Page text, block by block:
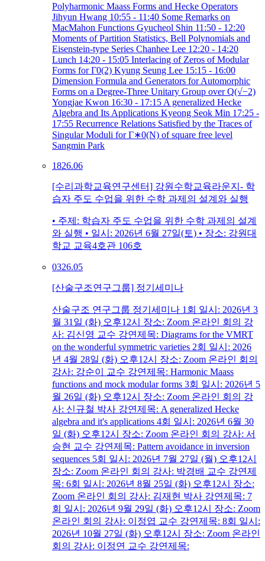
Polyharmonic Maass Forms and Hecke Operators
Jihyun Hwang 10:55 - 11:40 Some Remarks on
MacMahon Functions Gyucheol Shin 11:50 - 12:20
Moments of Partition Statistics, Bell Polynomials and
Eisenstein-type Series Chanhee Lee 12:20 - 14:20
Lunch 14:20 - 15:05 Interlacing of Zeros of Modular
Forms for Γ0(2) Kyung Seung Lee 15:15 - 16:00
Dimension Formula and Generators for Automorphic
Forms on a Degree-Three Unitary Group over Q(√−2)
Yongjae Kwon 16:30 - 17:15 A generalized Hecke
Algebra and Its Applications Kyeong Seok Min 17:25 -
17:55 Recurrence Relations Satisfied by the Traces of
Singular Moduli for Γ∗0(N) of square free level
Sangmin Park
1826.06
[수리과학교육연구센터] 강원수학교육라운지- 학
습자 주도 수업을 위한 수학 과제의 설계와 실행
• 주제: 학습자 주도 수업을 위한 수학 과제의 설계
와 실행 • 일시: 2026년 6월 27일(토) • 장소: 강원대
학교 교육4호관 106호
0326.05
[산술구조연구그룹] 정기세미나
산술구조 연구그룹 정기세미나 1회 일시: 2026년 3
월 31일 (화) 오후12시 장소: Zoom 온라인 회의 강
사: 김신영 교수 강연제목: Diagrams for the VMRT
on the wonderful symmetric varieties 2회 일시: 2026
년 4월 28일 (화) 오후12시 장소: Zoom 온라인 회의
강사: 강순이 교수 강연제목: Harmonic Maass
functions and mock modular forms 3회 일시: 2026년 5
월 26일 (화) 오후12시 장소: Zoom 온라인 회의 강
사: 신규철 박사 강연제목: A generalized Hecke
algebra and it's applications 4회 일시: 2026년 6월 30
일 (화) 오후12시 장소: Zoom 온라인 회의 강사: 서
승현 교수 강연제목: Pattern avoidance in inversion
sequences 5회 일시: 2026년 7월 27일 (월) 오후12시
장소: Zoom 온라인 회의 강사: 박경배 교수 강연제
목: 6회 일시: 2026년 8월 25일 (화) 오후12시 장소:
Zoom 온라인 회의 강사: 김재현 박사 강연제목: 7
회 일시: 2026년 9월 29일 (화) 오후12시 장소: Zoom
온라인 회의 강사: 이정엽 교수 강연제목: 8회 일시:
2026년 10월 27일 (화) 오후12시 장소: Zoom 온라인
회의 강사: 이정연 교수 강연제목: